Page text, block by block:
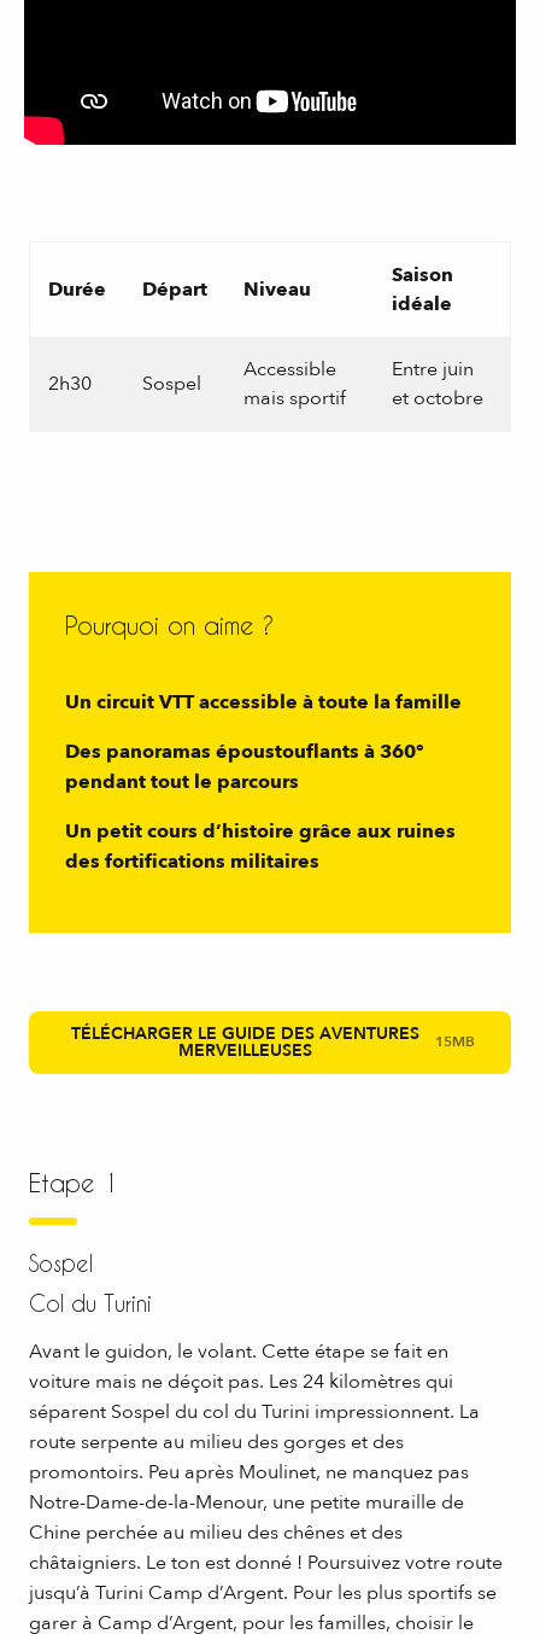
Durée Départ Niveau
Saison
idéale
2h30 Sospel
Accessible
mais sportif
Entre juin
et octobre
Pourquoi on aime ?
Un circuit VTT accessible à toute la famille
Des panoramas époustouflants à 360°
pendant tout le parcours
Un petit cours d’histoire grâce aux ruines
des fortifications militaires
TÉLÉCHARGER LE GUIDE DES AVENTURES
MERVEILLEUSES 15MB
Etape 1
Sospel
Col du Turini
Avant le guidon, le volant. Cette étape se fait en
voiture mais ne déçoit pas. Les 24 kilomètres qui
séparent Sospel du col du Turini impressionnent. La
route serpente au milieu des gorges et des
promontoirs. Peu après Moulinet, ne manquez pas
Notre-Dame-de-la-Menour, une petite muraille de
Chine perchée au milieu des chênes et des
châtaigniers. Le ton est donné ! Poursuivez votre route
jusqu’à Turini Camp d’Argent. Pour les plus sportifs se
garer à Camp d’Argent, pour les familles, choisir le